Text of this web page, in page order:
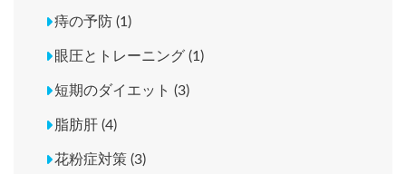
痔の予防 (1)
眼圧とトレーニング (1)
短期のダイエット (3)
脂肪肝 (4)
花粉症対策 (3)